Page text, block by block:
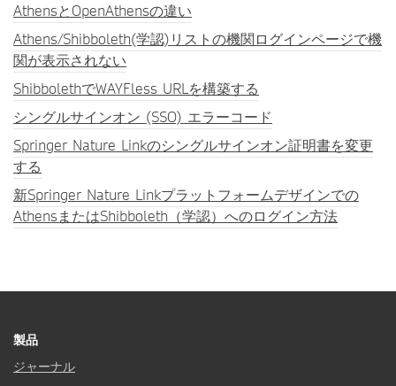
AthensとOpenAthensの違い
Athens/Shibboleth(学認)リストの機関ログインページで機
関が表示されない
ShibbolethでWAYFless URLを構築する
シングルサインオン (SSO) エラーコード
Springer Nature Linkのシングルサインオン証明書を変更
する
新Springer Nature Linkプラットフォームデザインでの
AthensまたはShibboleth（学認）へのログイン方法
製品
ジャーナル